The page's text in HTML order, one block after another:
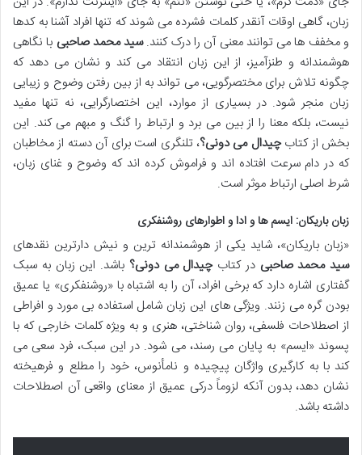
زبان، گاهی اوقات آنقدر کلمات فشرده می شوند که تنها افراد آشنا به کدها
و مخفف ها می توانند معنی آن را درک کنند.سید محمد صاحبی با نگاهی
هوشمندانه و طنزآمیز، از این زبان انتقاد می کند و نشان می دهد که
چگونه تلاش برای مختصرگویی، می تواند به از بین رفتن وضوح و زیبایی
زبان منجر شود. در بسیاری از موارد، این اختصارگرایی، نه تنها مفید
نیست، بلکه معنا را از بین می برد و ارتباط را گنگ و مبهم می کند. این
بخش از کتابچیدال می دونی؟، تلنگری است برای آن دسته از مخاطبان
که در دام سرعت افتاده اند و فراموش کرده اند که وضوح و غنای زبان،
شرط اصلی ارتباط موثر است.
زبان باریکان: ایسم ها و ادا و اطوارهای روشنفکری
«زبان باریکان»، شاید یکی از هوشمندانه ترین و نیش دارترین نقدهای
سید محمد صاحبی در کتابچیدال می دونی؟ باشد. این زبان به سبک
گفتاری اشاره دارد که برخی افراد، آن را به اشتباه با «روشنفکری» یا عمیق
بودن گره می زنند. ویژگی های این زبان شامل استفاده بی مورد و افراطی
از اصطلاحات فلسفی، روان شناختی، هنری و به ویژه کلمات خارجی که با
پسوند «ایسم» به پایان می رسند، می شود. در این سبک، فرد سعی می
کند با به کارگیری واژگان پیچیده و نامأنوس، خود را مطلع و فرهیخته
نشان دهد، بدون آنکه لزوماً درکی عمیق از معنای واقعی آن اصطلاحات
داشته باشد.